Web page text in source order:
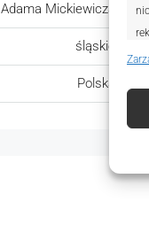
Adama Mickiewicza
śląskie
Polska